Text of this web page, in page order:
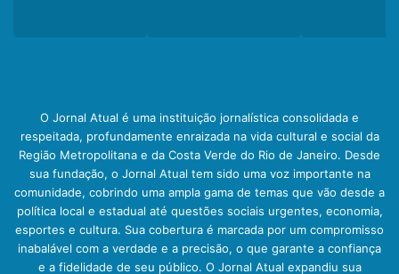
O Jornal Atual é uma instituição jornalística consolidada e
respeitada, profundamente enraizada na vida cultural e social da
Região Metropolitana e da Costa Verde do Rio de Janeiro. Desde
sua fundação, o Jornal Atual tem sido uma voz importante na
comunidade, cobrindo uma ampla gama de temas que vão desde a
política local e estadual até questões sociais urgentes, economia,
esportes e cultura. Sua cobertura é marcada por um compromisso
inabalável com a verdade e a precisão, o que garante a confiança
e a fidelidade de seu público. O Jornal Atual expandiu sua